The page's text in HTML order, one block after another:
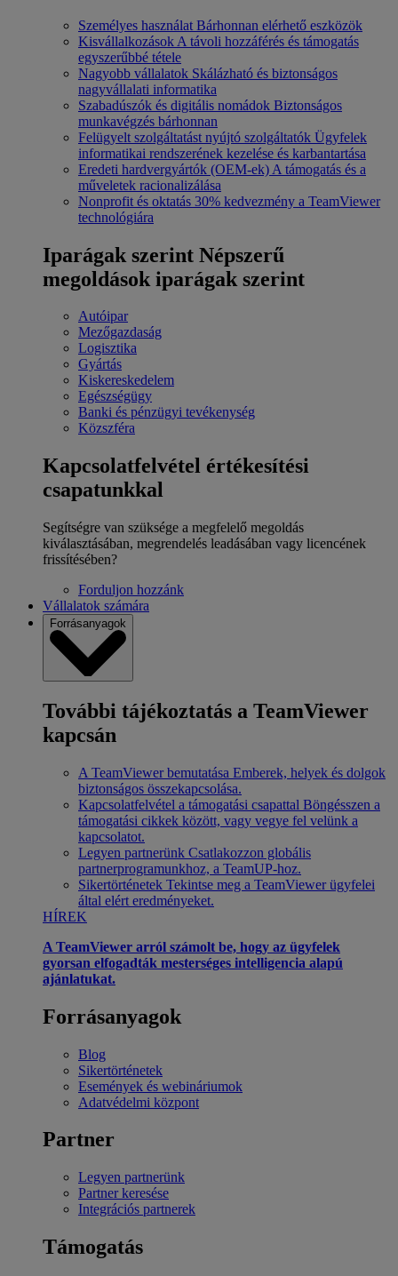
Személyes használat Bárhonnan elérhető eszközök
Kisvállalkozások A távoli hozzáférés és támogatás
egyszerűbbé tétele
Nagyobb vállalatok Skálázható és biztonságos
nagyvállalati informatika
Szabadúszók és digitális nomádok Biztonságos
munkavégzés bárhonnan
Felügyelt szolgáltatást nyújtó szolgáltatók Ügyfelek
informatikai rendszerének kezelése és karbantartása
Eredeti hardvergyártók (OEM-ek) A támogatás és a
műveletek racionalizálása
Nonprofit és oktatás 30% kedvezmény a TeamViewer
technológiára
Iparágak szerint Népszerű
megoldások iparágak szerint
Autóipar
Mezőgazdaság
Logisztika
Gyártás
Kiskereskedelem
Egészségügy
Banki és pénzügyi tevékenység
Közszféra
Kapcsolatfelvétel értékesítési
csapatunkkal
Segítségre van szüksége a megfelelő megoldás
kiválasztásában, megrendelés leadásában vagy licencének
frissítésében?
Forduljon hozzánk
Vállalatok számára
Forrásanyagok
További tájékoztatás a TeamViewer
kapcsán
A TeamViewer bemutatása Emberek, helyek és dolgok
biztonságos összekapcsolása.
Kapcsolatfelvétel a támogatási csapattal Böngésszen a
támogatási cikkek között, vagy vegye fel velünk a
kapcsolatot.
Legyen partnerünk Csatlakozzon globális
partnerprogramunkhoz, a TeamUP-hoz.
Sikertörténetek Tekintse meg a TeamViewer ügyfelei
által elért eredményeket.
HÍREK
A TeamViewer arról számolt be, hogy az ügyfelek
gyorsan elfogadták mesterséges intelligencia alapú
ajánlatukat.
Forrásanyagok
Blog
Sikertörténetek
Események és webináriumok
Adatvédelmi központ
Partner
Legyen partnerünk
Partner keresése
Integrációs partnerek
Támogatás